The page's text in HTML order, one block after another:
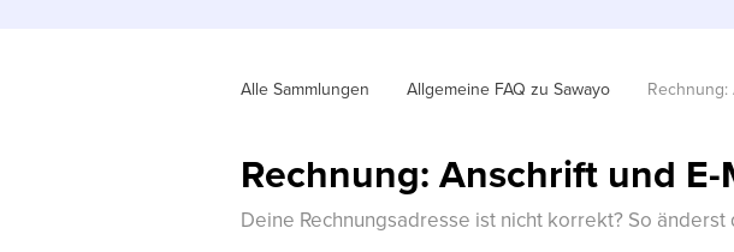
Alle Sammlungen Allgemeine FAQ zu Sawayo
Rechnung: Anschrift und
Deine Rechnungsadresse ist nicht korrekt? So änderst